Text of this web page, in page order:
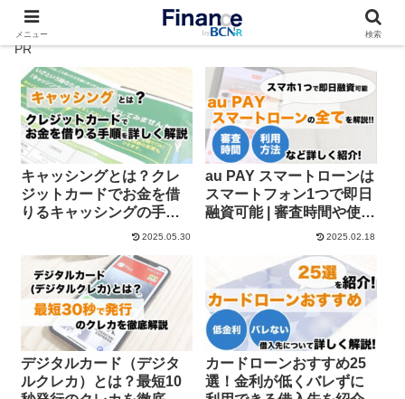
キャッシングとは？クレ
ジットカードでお金を借
りるキャッシングの手順
2025.05.30
au PAY スマートローンは
スマートフォン1つで即日
融資可能 | 審査時間や使い
2025.02.18
デジタルカード（デジタ
ルクレカ）とは？最短10
カードローンおすすめ25
選！金利が低くバレずに
メニュー 検索